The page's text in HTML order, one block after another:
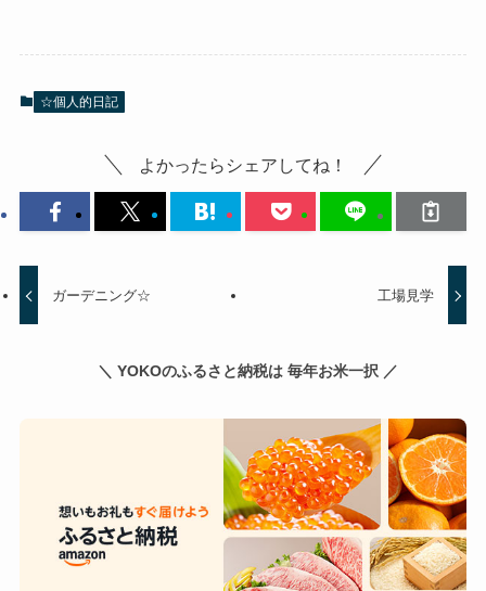
☆個人的日記
よかったらシェアしてね！
ガーデニング☆ 工場見学
＼ YOKOのふるさと納税は 毎年お米一択 ／